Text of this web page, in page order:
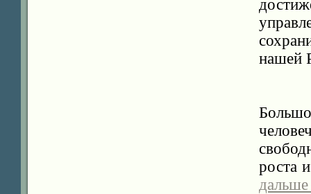
нашей
роста